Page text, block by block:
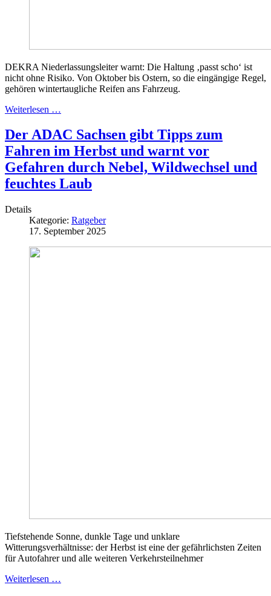
DEKRA Niederlassungsleiter warnt: Die Haltung ‚passt scho‘ ist
nicht ohne Risiko. Von Oktober bis Ostern, so die eingängige Regel,
gehören wintertaugliche Reifen ans Fahrzeug.
Weiterlesen …
Der ADAC Sachsen gibt Tipps zum
Fahren im Herbst und warnt vor
Gefahren durch Nebel, Wildwechsel und
feuchtes Laub
Details
Kategorie: Ratgeber
17. September 2025
Tiefstehende Sonne, dunkle Tage und unklare
Witterungsverhältnisse: der Herbst ist eine der gefährlichsten Zeiten
für Autofahrer und alle weiteren Verkehrsteilnehmer
Weiterlesen …